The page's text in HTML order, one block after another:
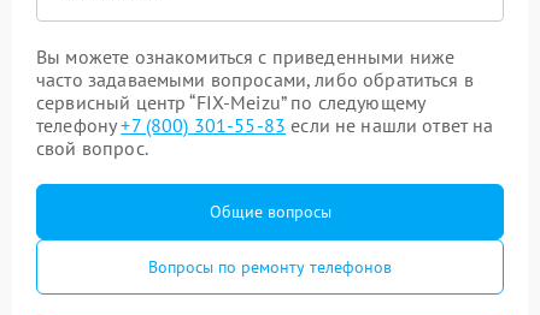
Вы можете ознакомиться с приведенными ниже
часто задаваемыми вопросами, либо обратиться в
сервисный центр “FIX-Meizu” по следующему
телефону+7 (800) 301-55-83 если не нашли ответ на
свой вопрос.
Общие вопросы
Вопросы по ремонту телефонов